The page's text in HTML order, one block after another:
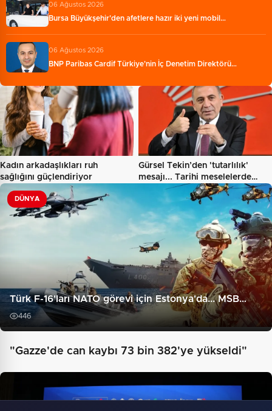
06 Ağustos 2026
Bursa Büyükşehir'den afetlere hazır iki yeni mobil…
06 Ağustos 2026
BNP Paribas Cardif Türkiye'nin İç Denetim Direktörü…
Kadın arkadaşlıkları ruh
sağlığını güçlendiriyor
Gürsel Tekin’den 'tutarlılık'
mesajı... Tarihi meselelerde…
DÜNYA
Türk F-16'ları NATO görevi için Estonya'da... MSB…
446
"Gazze'de can kaybı 73 bin 382'ye yükseldi"